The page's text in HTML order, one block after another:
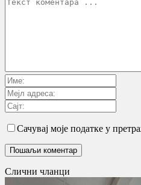
Сачувај моје податке у
Слични чланци